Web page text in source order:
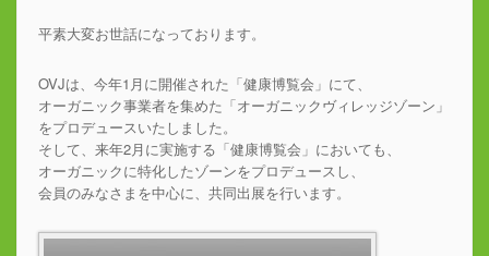
平素大変お世話になっております。
OVJは、今年1月に開催された「健康博覧会」にて、
オーガニック事業者を集めた「オーガニックヴィレッジゾーン」
をプロデュースいたしました。
そして、来年2月に実施する「健康博覧会」においても、
オーガニックに特化したゾーンをプロデュースし、
会員のみなさまを中心に、共同出展を行います。